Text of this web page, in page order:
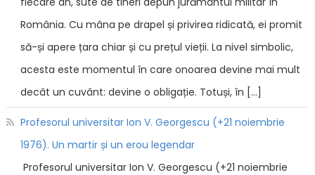
România. Cu mâna pe drapel și privirea ridicată, ei promit
să-și apere țara chiar și cu prețul vieții. La nivel simbolic,
acesta este momentul în care onoarea devine mai mult
decât un cuvânt: devine o obligație. Totuși, în […]
Profesorul universitar Ion V. Georgescu (+21 noiembrie
1976). Un martir și un erou legendar
Profesorul universitar Ion V. Georgescu (+21 noiembrie